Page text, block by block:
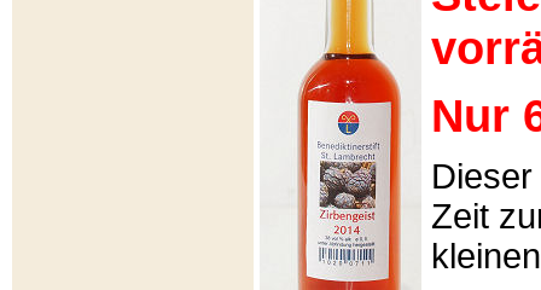
Nur
Zeit